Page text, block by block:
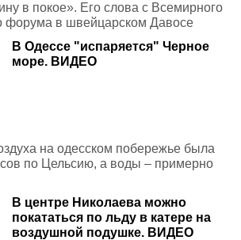
в покое». Его слова с Всемирного
форума в швейцарском Давосе
В Одессе "испаряется" Черное
море. ВИДЕО
на одесском побережье была
по Цельсию, а воды – примерно
В центре Николаева можно
покататься по льду в катере на
воздушной подушке. ВИДЕО